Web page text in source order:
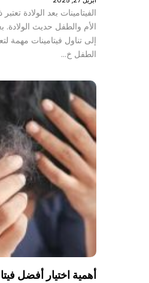
الفيتامينات بعد الولادة
الأم والطفل حديث الولادة.
إلى تناول فيتامينات مهمة
الطفل خ…
أهمية اختيار أفضل